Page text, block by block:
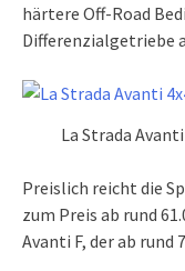
härtere Off-Road
Differenzialgetriebe
La Strada
Preislich reicht die
zum Preis ab rund
Avanti F, der ab rund